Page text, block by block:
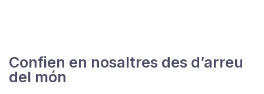
Confien en nosaltres des d’arreu
del món